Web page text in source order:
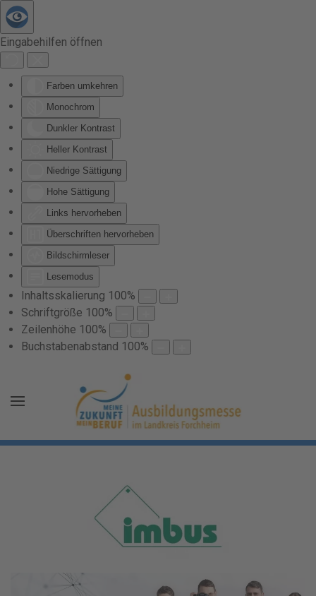
Eingabehilfen öffnen
Farben umkehren
Monochrom
Dunkler Kontrast
Heller Kontrast
Niedrige Sättigung
Hohe Sättigung
Links hervorheben
Überschriften hervorheben
Bildschirmleser
Lesemodus
Inhaltsskalierung 100%
Schriftgröße 100%
Zeilenhöhe 100%
Buchstabenabstand 100%
Zum Hauptinhalt springen